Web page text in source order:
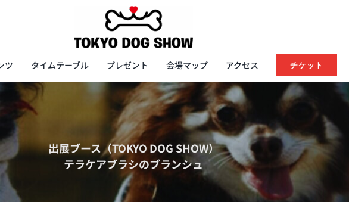
ツ タイムテーブル プレゼント 会場マップ アクセス チケット
出展ブース（TOKYO DOG SHOW）
テラケアブラシのブランシュ